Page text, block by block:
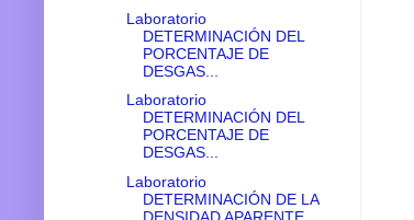
Laboratorio
DETERMINACIÓN DEL
PORCENTAJE DE
DESGAS...
Laboratorio
DETERMINACIÓN DEL
PORCENTAJE DE
DESGAS...
Laboratorio
DETERMINACIÓN DE LA
DENSIDAD APARENTE ...